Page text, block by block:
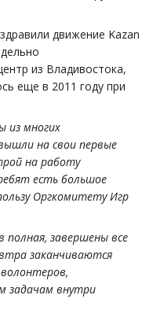
движение Kazan
из Владивостока,
еще в 2011 году при
из многих
на свои первые
на работу
есть большое
Оргкомитету Игр
полная, завершены все
заканчиваются
задачам внутри